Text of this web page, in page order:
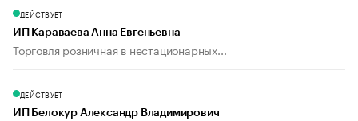
ДЕЙСТВУЕТ
ИП Караваева Анна Евгеньевна
Торговля розничная в нестационарных...
ДЕЙСТВУЕТ
ИП Белокур Александр Владимирович